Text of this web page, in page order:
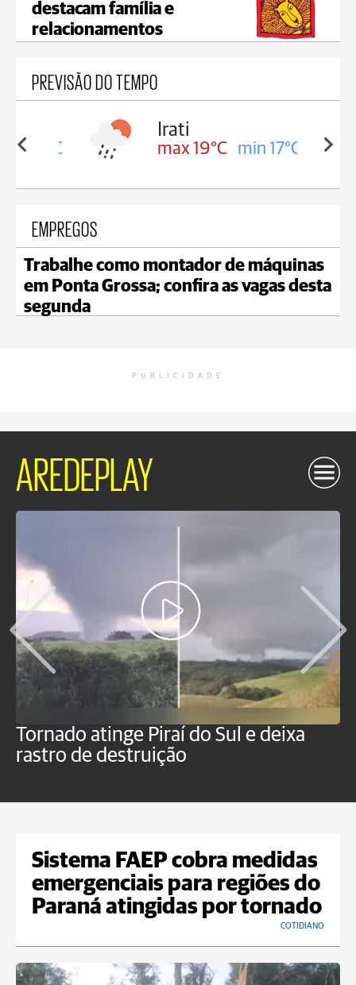
destacam família e
relacionamentos
PREVISÃO DO TEMPO
17°C
Irati
max 19°C min 17°C
EMPREGOS
Trabalhe como montador de máquinas
em Ponta Grossa; confira as vagas desta
segunda
PUBLICIDADE
AREDEPLAY
Tornado atinge Piraí do Sul e deixa
rastro de destruição
Sistema FAEP cobra medidas
emergenciais para regiões do
Paraná atingidas por tornado
COTIDIANO